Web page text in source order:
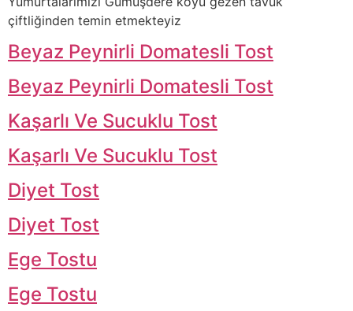
çiftliğinden temin etmekteyiz
Beyaz Peynirli Domatesli Tost
Beyaz Peynirli Domatesli Tost
Kaşarlı Ve Sucuklu Tost
Kaşarlı Ve Sucuklu Tost
Diyet Tost
Diyet Tost
Ege Tostu
Ege Tostu